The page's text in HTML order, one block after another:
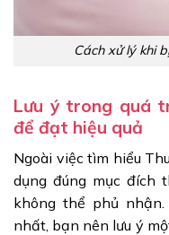
Cách xử lý khi
Lưu ý trong quá
để đạt hiệu quả
Ngoài việc tìm hiểu
dụng đúng mục đích
không thể phủ
nhất, bạn nên lưu ý